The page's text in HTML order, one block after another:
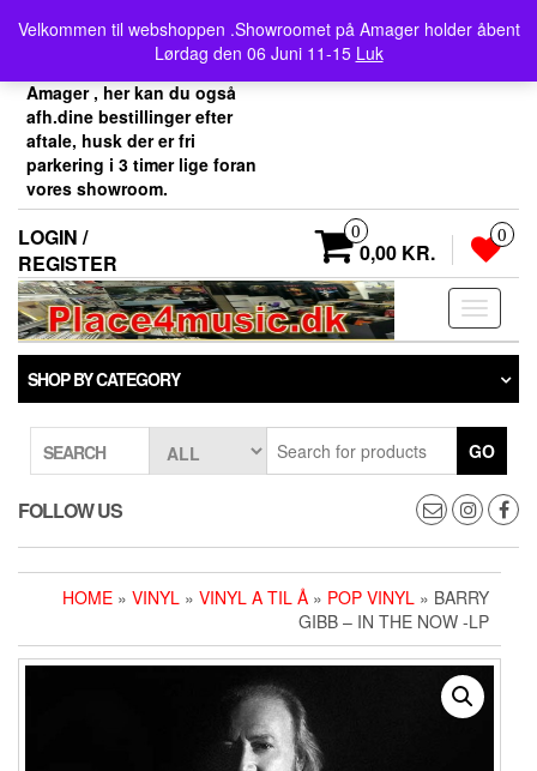
content
Velkommen til webshoppen .Showroomet på Amager holder åbent
Lørdag den 06 Juni 11-15 Luk
Velkommen her i
Place4music`s webshop .
Vores showroom ligger på
Amager , her kan du også
afh.dine bestillinger efter
aftale, husk der er fri
parkering i 3 timer lige foran
vores showroom.
LOGIN /
REGISTER
0
0,00 KR.
0
Toggle
SHOP BY CATEGORY
SEARCH GO
FOLLOW US
HOME » VINYL » VINYL A TIL Å » POP VINYL » BARRY
GIBB – IN THE NOW -LP